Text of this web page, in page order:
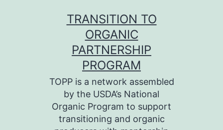
TRANSITION TO
ORGANIC
PARTNERSHIP
PROGRAM
TOPP is a network assembled
by the USDA’s National
Organic Program to support
transitioning and organic